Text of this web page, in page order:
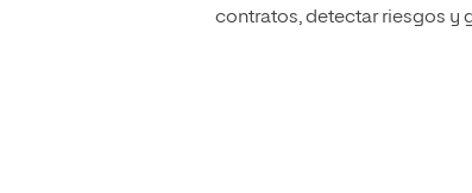
contratos, detectar riesgos y